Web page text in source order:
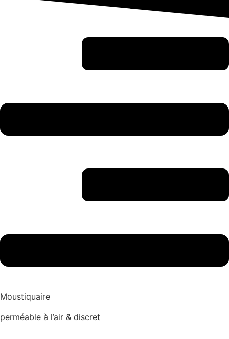
Moustiquaire
perméable à l’air & discret